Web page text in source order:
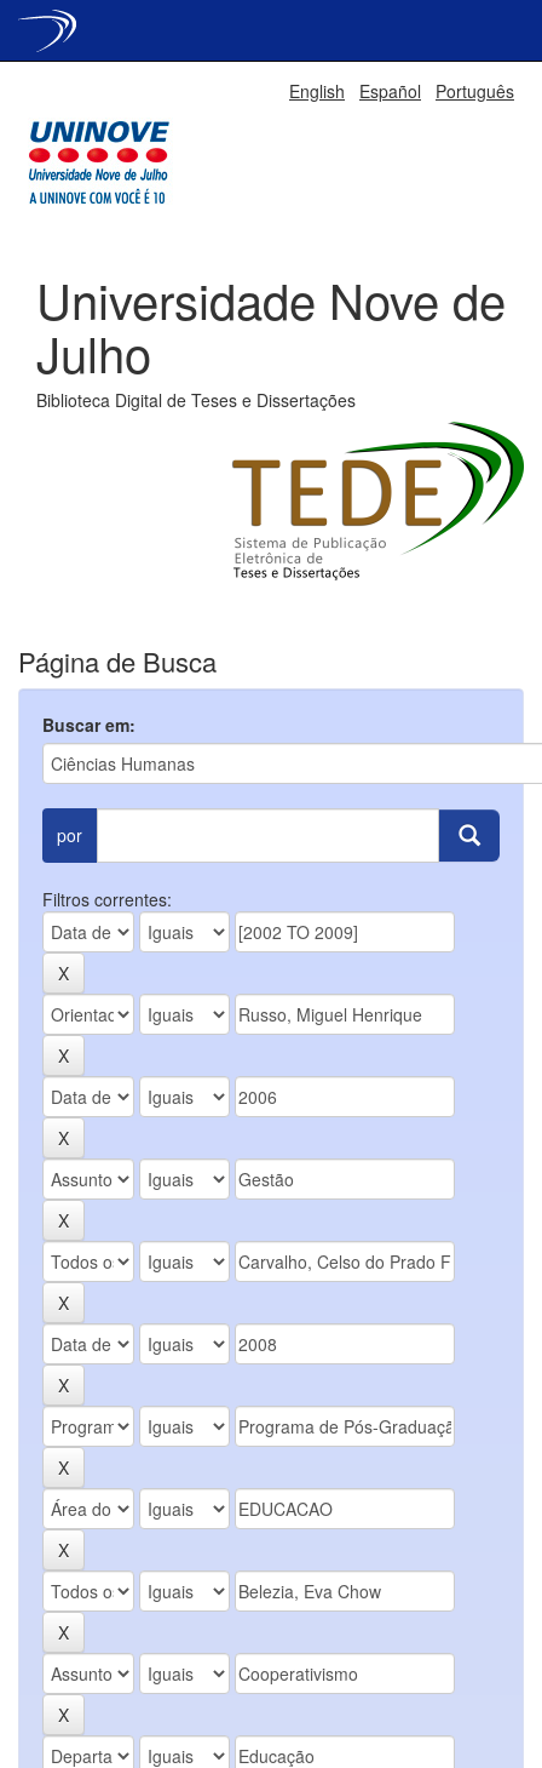
English Español Português
Universidade Nove de
Julho
Biblioteca Digital de Teses e Dissertações
Página de Busca
Buscar em:
por
Filtros correntes: